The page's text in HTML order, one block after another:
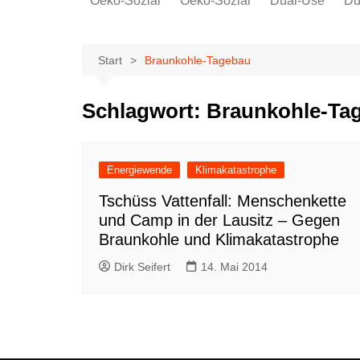
Arbeitsplätze
IG Metall
Arbeitsplätze
Start Braunkohle-Tagebau
Schlagwort: Braunkohle-
Energiewende Klimakatastrophe
Tschüss Vattenfall: Menschenkette
und Camp in der Lausitz – Gegen
Braunkohle und Klimakatastrophe
Dirk Seifert 14. Mai 2014